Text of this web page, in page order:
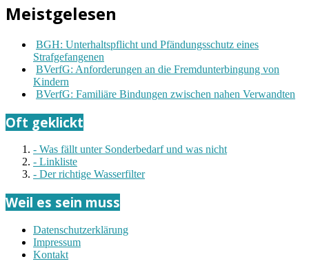
Meistgelesen
BGH: Unterhaltspflicht und Pfändungsschutz eines
Strafgefangenen
BVerfG: Anforderungen an die Fremdunterbingung von
Kindern
BVerfG: Familiäre Bindungen zwischen nahen Verwandten
Oft geklickt
- Was fällt unter Sonderbedarf und was nicht
- Linkliste
- Der richtige Wasserfilter
Weil es sein muss
Datenschutzerklärung
Impressum
Kontakt